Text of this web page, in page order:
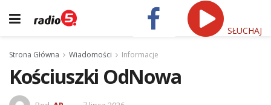
SŁUCHAJ
Strona Główna Wiadomości Informacje
Kościuszki OdNowa